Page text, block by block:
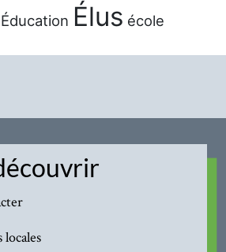
Éducation Élus école